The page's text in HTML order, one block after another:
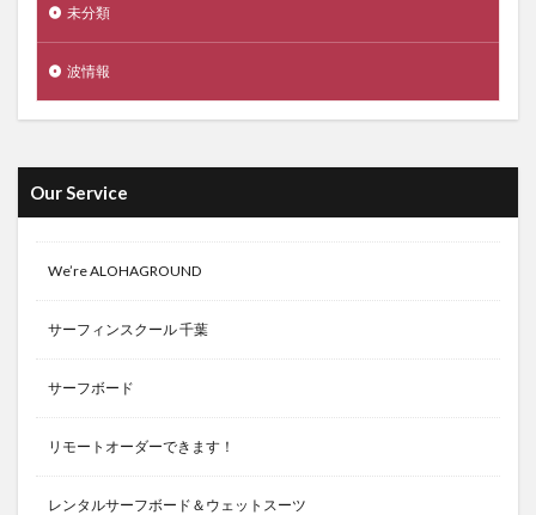
未分類
波情報
Our Service
We’re ALOHAGROUND
サーフィンスクール 千葉
サーフボード
リモートオーダーできます！
レンタルサーフボード＆ウェットスーツ